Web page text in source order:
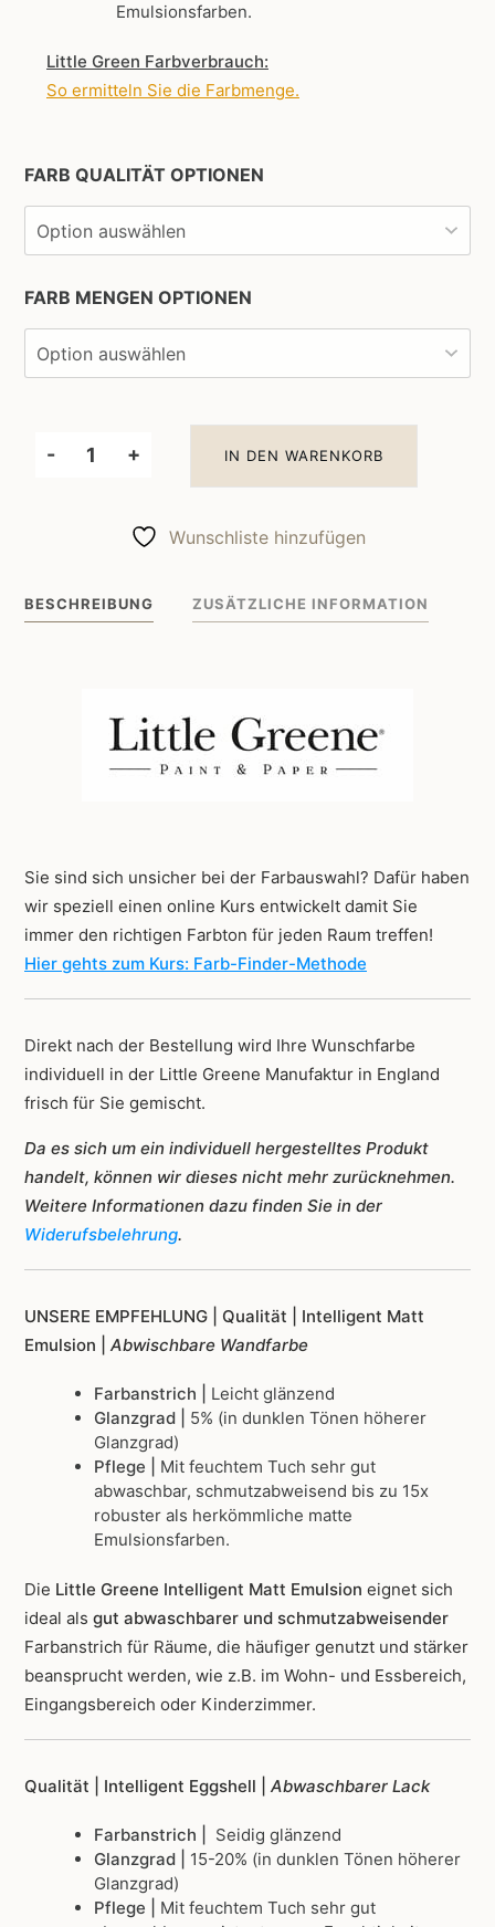
Emulsionsfarben.
Little Green Farbverbrauch:
So ermitteln Sie die Farbmenge.
FARB QUALITÄT OPTIONEN
FARB MENGEN OPTIONEN
-
Little
Wandfarbe
Menge
+ IN DEN WARENKORB
Wunschliste hinzufügen
BESCHREIBUNG ZUSÄTZLICHE INFORMATION
Sie sind sich unsicher bei der Farbauswahl? Dafür haben
wir speziell einen online Kurs entwickelt damit Sie
immer den richtigen Farbton für jeden Raum treffen!
Hier gehts zum Kurs: Farb-Finder-Methode
Direkt nach der Bestellung wird Ihre Wunschfarbe
individuell in der Little Greene Manufaktur in England
frisch für Sie gemischt.
Da es sich um ein individuell hergestelltes Produkt
handelt, können wir dieses nicht mehr zurücknehmen.
Weitere Informationen dazu finden Sie in der
Widerufsbelehrung.
UNSERE EMPFEHLUNG | Qualität | Intelligent Matt
Emulsion | Abwischbare Wandfarbe
Farbanstrich | Leicht glänzend
Glanzgrad | 5% (in dunklen Tönen höherer
Glanzgrad)
Pflege |
Mit feuchtem Tuch sehr gut
abwaschbar, schmutzabweisend bis zu 15x
robuster als herkömmliche matte
Emulsionsfarben.
Die Little Greene Intelligent Matt Emulsion eignet sich
ideal als gut abwaschbarer und schmutzabweisender
Farbanstrich für Räume, die häufiger genutzt und stärker
beansprucht werden, wie z.B. im Wohn- und Essbereich,
Eingangsbereich oder Kinderzimmer.
Qualität | Intelligent Eggshell | Abwaschbarer Lack
Farbanstrich | Seidig glänzend
Glanzgrad |
15-20% (in dunklen Tönen höherer
Glanzgrad)
Pflege |
Mit feuchtem Tuch sehr gut